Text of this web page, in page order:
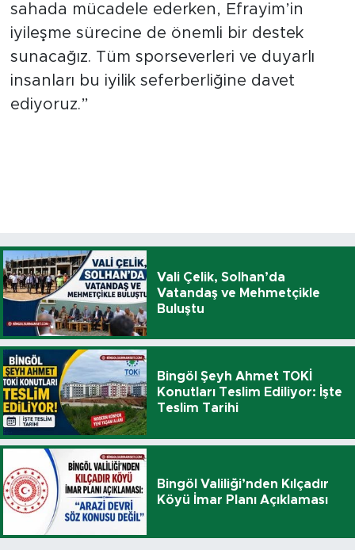
sahada mücadele ederken, Efrayim’in
iyileşme sürecine de önemli bir destek
sunacağız. Tüm sporseverleri ve duyarlı
insanları bu iyilik seferberliğine davet
ediyoruz.”
Vali Çelik, Solhan’da
Vatandaş ve Mehmetçikle
Buluştu
Bingöl Şeyh Ahmet TOKİ
Konutları Teslim Ediliyor: İşte
Teslim Tarihi
Bingöl Valiliği’nden Kılçadır
Köyü İmar Planı Açıklaması